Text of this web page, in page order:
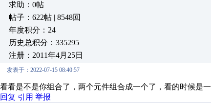
求助：0帖
帖子：622帖 | 8548回
年度积分：24
历史总积分：335295
注册：2011年4月25日
发表于：2022-07-15 08:40:57
看看是不是你组合了，两个元件组合成一个了，看的时候是
回复 引用 举报